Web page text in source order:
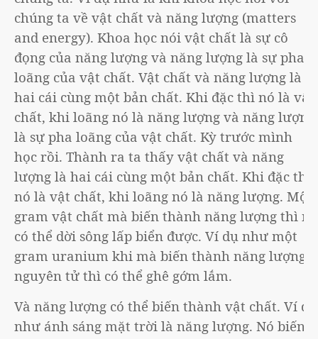
chúng ta về vật chất và năng lượng (matters
and energy). Khoa học nói vật chất là sự cô
đọng của năng lượng và năng lượng là sự pha
loãng của vật chất. Vật chất và năng lượng là
hai cái cùng một bản chất. Khi đặc thì nó là vật
chất, khi loãng nó là năng lượng và năng lượng
là sự pha loãng của vật chất. Kỳ trước mình
học rồi. Thành ra ta thấy vật chất và năng
lượng là hai cái cùng một bản chất. Khi đặc thì
nó là vật chất, khi loãng nó là năng lượng. Một
gram vật chất mà biến thành năng lượng thì nó
có thể dời sông lấp biển được. Ví dụ như một
gram uranium khi mà biến thành năng lượng
nguyên tử thì có thể ghê gớm lắm.
Và năng lượng có thể biến thành vật chất. Ví dụ
như ánh sáng mặt trời là năng lượng. Nó biến